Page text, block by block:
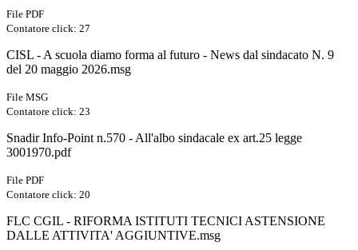
File PDF
Contatore click: 27
CISL - A scuola diamo forma al futuro - News dal sindacato N. 9
del 20 maggio 2026.msg
File MSG
Contatore click: 23
Snadir Info-Point n.570 - All'albo sindacale ex art.25 legge
3001970.pdf
File PDF
Contatore click: 20
FLC CGIL - RIFORMA ISTITUTI TECNICI ASTENSIONE
DALLE ATTIVITA' AGGIUNTIVE.msg